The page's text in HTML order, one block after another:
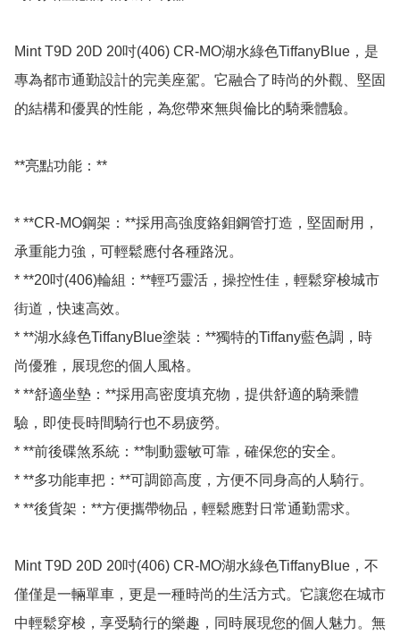
Mint T9D 20D 20吋(406) CR-MO湖水綠色TiffanyBlue，是
專為都市通勤設計的完美座駕。它融合了時尚的外觀、堅固
的結構和優異的性能，為您帶來無與倫比的騎乘體驗。
**亮點功能：**
* **CR-MO鋼架：**採用高強度鉻鉬鋼管打造，堅固耐用，
承重能力強，可輕鬆應付各種路況。
* **20吋(406)輪組：**輕巧靈活，操控性佳，輕鬆穿梭城市
街道，快速高效。
* **湖水綠色TiffanyBlue塗裝：**獨特的Tiffany藍色調，時
尚優雅，展現您的個人風格。
* **舒適坐墊：**採用高密度填充物，提供舒適的騎乘體
驗，即使長時間騎行也不易疲勞。
* **前後碟煞系統：**制動靈敏可靠，確保您的安全。
* **多功能車把：**可調節高度，方便不同身高的人騎行。
* **後貨架：**方便攜帶物品，輕鬆應對日常通勤需求。
Mint T9D 20D 20吋(406) CR-MO湖水綠色TiffanyBlue，不
僅僅是一輛單車，更是一種時尚的生活方式。它讓您在城市
中輕鬆穿梭，享受騎行的樂趣，同時展現您的個人魅力。無